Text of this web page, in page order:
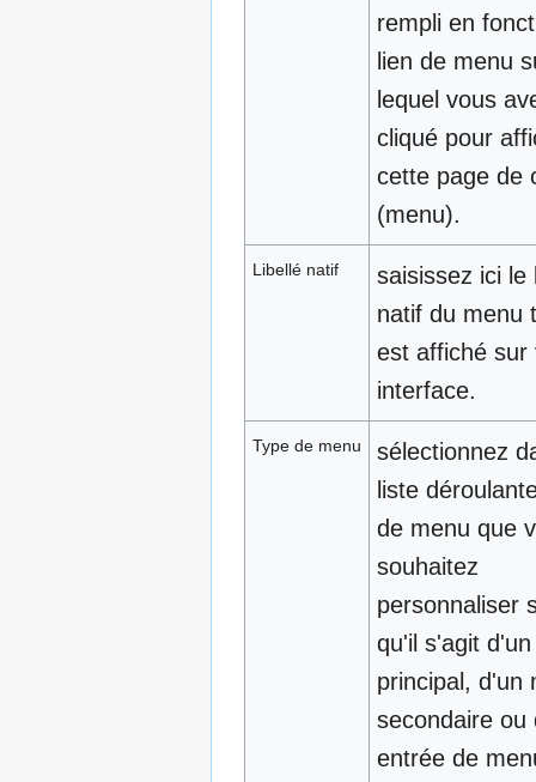
rempli en
lien de menu
lequel vous
cliqué pour
cette page de
(menu).
Libellé natif
saisissez ici le
natif du menu
est affiché sur
interface.
Type de menu
sélectionnez
liste
de menu que
souhaitez
personnaliser
qu'il s'agit
principal, d'un
secondaire ou
entrée de